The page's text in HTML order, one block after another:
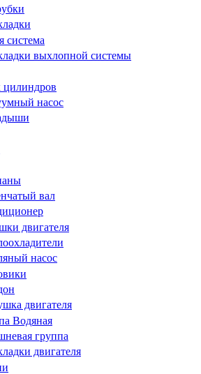
система
выхлопной системы
цилиндров
насос
вал
двигателя
насос
двигателя
Водяная
группа
двигателя